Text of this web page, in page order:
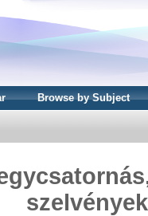
Browse by Subject